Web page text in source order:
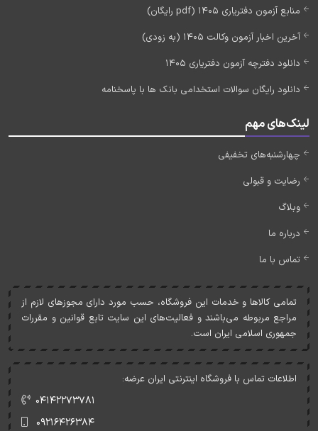
منابع آزمون دفتریاری 1405 (pdf رایگان)
آخرین اخبار آزمون وکالت 1405 (به زودی)
دانلود دفترچه آزمون دفتریاری 1405
دانلود رایگان سوالات استخدامی بانک ها با پاسخنامه
لینک‌های مهم
چهارشنبه‌های تخفیفی
رضایت و قبولی
وبلاگ
درباره ما
تماس با ما
تمامی کالاها و خدمات اين فروشگاه، حسب مورد دارای مجوزهای لازم از
مراجع مربوطه می‌باشند و فعاليت‌های اين سايت تابع قوانين و مقررات
جمهوری اسلامی ايران است.
اطلاعات تماس با فروشگاه اینترنتی ایران عرضه:
۰۴۱۴۲۲۷۳۷۸۱
۰۹۲۱۶۴۲۶۳۸۴